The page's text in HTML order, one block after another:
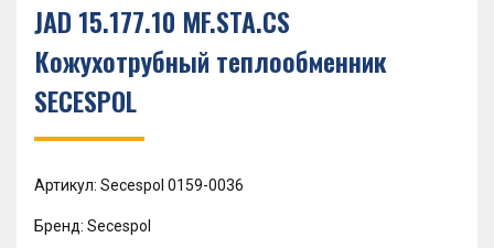
JAD 15.177.10 MF.STA.CS
Кожухотрубный теплообменник
SECESPOL
Артикул: Secespol 0159-0036
Бренд: Secespol